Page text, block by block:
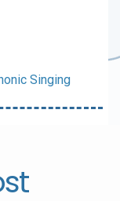
Singing